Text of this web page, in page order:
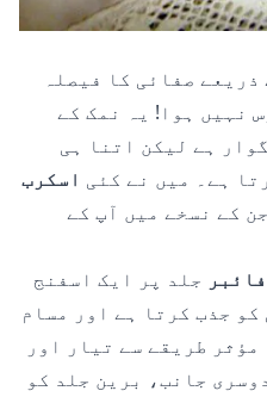
صفائی کا فیصلہ
نہیں ہوا! یہ نمک کے
ہے لیکن اتنا ہی
ہے۔ میں نے کئی اسکرب
کے نسخے میں آپ کے
فائبر جلد پر ایک اسفنج
جذب کرتا ہے اور مسام
طریقے سے تیار اور
جانب، برین جلد کو